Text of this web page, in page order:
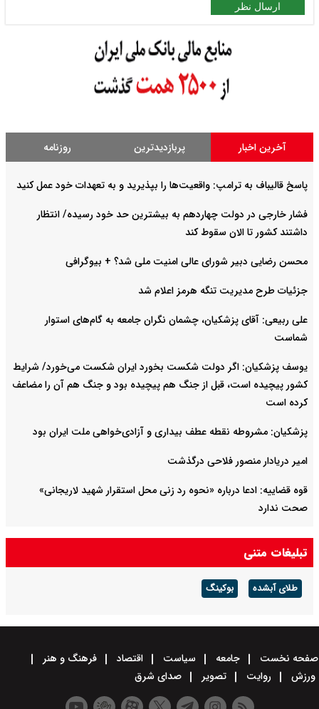
ارسال نظر
آخرین اخبار پربازدیدترین روزنامه
پاسخ قالیباف به ترامپ: واقعیت‌ها را بپذیرید و به تعهدات خود عمل کنید
فشار خارجی در دولت چهاردهم به بیشترین حد خود رسیده/ انتظار
داشتند کشور تا الان سقوط کند
محسن رضایی دبیر شورای عالی امنیت ملی شد؟ + بیوگرافی
جزئیات طرح مدیریت تنگه هرمز اعلام شد
علی ربیعی: آقای پزشکیان، چشمان نگران جامعه به گام‌های استوار
شماست
یوسف پزشکیان: اگر دولت شکست بخورد ایران شکست می‌خورد/ شرایط
کشور پیچیده است، قبل از جنگ هم پیچیده بود و جنگ هم آن را مضاعف‌
کرده است
پزشکیان: مشروطه نقطه عطف بیداری و آزادی‌خواهی ملت ایران بود
امیر دریادار منصور فلاحی درگذشت
قوه قضاییه: ادعا درباره «نحوه رد زنی محل استقرار شهید لاریجانی»
صحت ندارد
سرپرست وزارت دفاع: دست نیروهای مسلح برای پاسخ به تهدیدات پُر
است
تبلیغات متنی
طلای آبشده بوکینگ
صفحه نخست جامعه سیاست اقتصاد
فرهنگ و هنر
ورزش
روایت تصویر صدای شرق